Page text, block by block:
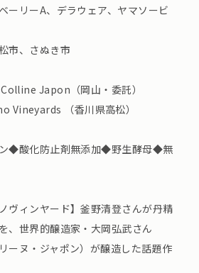
リーA、デラウェア、ヤマソービ
市、さぬき市
Japon（岡山・委託）
（香川県高松）
◆酸化防止剤無添加◆野生酵母◆無
ヴィンヤード】釜野清登さんが丹精
、世界的醸造家・大岡弘武さん
ーヌ・ジャポン）が醸造した話題作